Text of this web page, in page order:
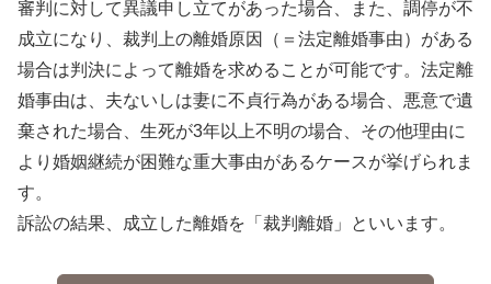
審判に対して異議申し立てがあった場合、また、調停が不
成立になり、裁判上の離婚原因（＝法定離婚事由）がある
場合は判決によって離婚を求めることが可能です。法定離
婚事由は、夫ないしは妻に不貞行為がある場合、悪意で遺
棄された場合、生死が3年以上不明の場合、その他理由に
より婚姻継続が困難な重大事由があるケースが挙げられま
す。
訴訟の結果、成立した離婚を「裁判離婚」といいます。